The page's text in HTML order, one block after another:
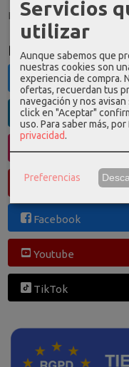
El carrito de la compra
Redes Sociales
Twitter
Linkedin
Instagram
Pinterest
Facebook
Youtube
TikTok
Servicios
utilizar
Aunque sabemos que
nuestras cookies son
experiencia de compra.
ofertas, recuerdan tus
navegación y nos
click en "Aceptar"
uso. Para saber más,
privacidad.
Preferencias